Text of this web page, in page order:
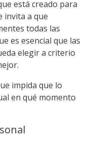
está creado para
invita a que
todas las
es esencial que las
elegir a criterio
impida que lo
en qué momento